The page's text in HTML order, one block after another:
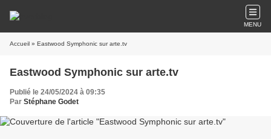
MENU
Accueil » Eastwood Symphonic sur arte.tv
Eastwood Symphonic sur arte.tv
Publié le 24/05/2024 à 09:35
Par Stéphane Godet